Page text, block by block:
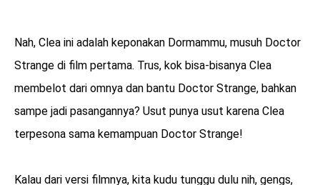
Nah, Clea ini adalah keponakan Dormammu, musuh Doctor
Strange di film pertama. Trus, kok bisa-bisanya Clea
membelot dari omnya dan bantu Doctor Strange, bahkan
sampe jadi pasangannya? Usut punya usut karena Clea
terpesona sama kemampuan Doctor Strange!
Kalau dari versi filmnya, kita kudu tunggu dulu nih, gengs,